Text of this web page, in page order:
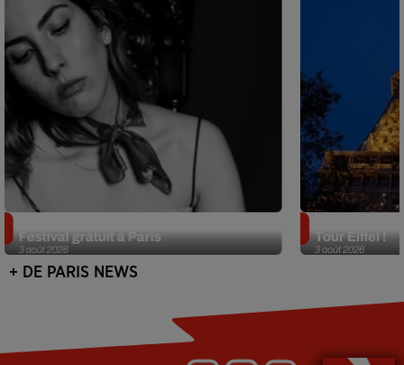
3 août 2026
Festival gratuit à Paris
3 août 2026
Tour Eiffel !
+ DE PARIS NEWS